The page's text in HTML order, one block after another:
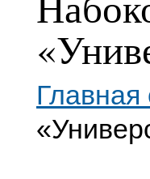
Главная